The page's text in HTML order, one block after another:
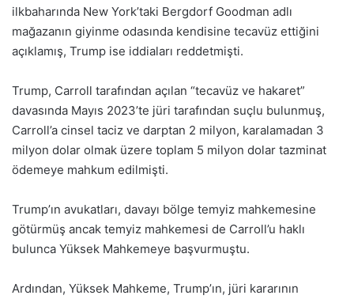
ilkbaharında New York’taki Bergdorf Goodman adlı
mağazanın giyinme odasında kendisine tecavüz ettiğini
açıklamış, Trump ise iddiaları reddetmişti.
Trump, Carroll tarafından açılan “tecavüz ve hakaret”
davasında Mayıs 2023’te jüri tarafından suçlu bulunmuş,
Carroll’a cinsel taciz ve darptan 2 milyon, karalamadan 3
milyon dolar olmak üzere toplam 5 milyon dolar tazminat
ödemeye mahkum edilmişti.
Trump’ın avukatları, davayı bölge temyiz mahkemesine
götürmüş ancak temyiz mahkemesi de Carroll’u haklı
bulunca Yüksek Mahkemeye başvurmuştu.
Ardından, Yüksek Mahkeme, Trump’ın, jüri kararının